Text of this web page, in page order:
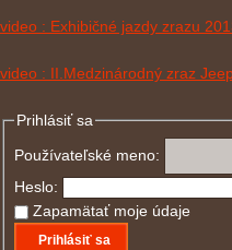
video : Exhibičné jazdy zrazu
video : II.Medzinárodný zraz
Prihlásiť sa
Používateľské meno:
Heslo:
Zapamätať moje údaje
Prihlásiť sa